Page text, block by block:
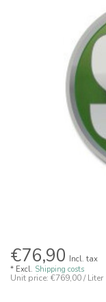
€76,90 Incl. tax
* Excl. Shipping costs
Unit price: €769,00 / Liter